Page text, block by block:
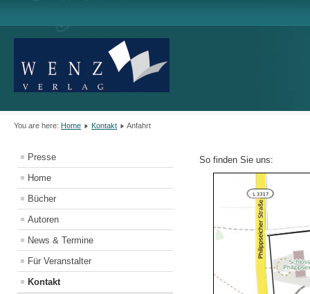
You are here: Home Kontakt Anfahrt
Presse
Home
Bücher
Autoren
News & Termine
Für Veranstalter
Kontakt
So finden Sie uns: